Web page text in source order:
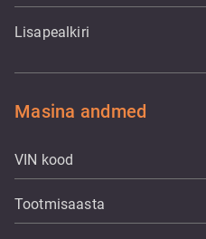
Lisapealkiri
Masina andmed
VIN kood
Tootmisaasta